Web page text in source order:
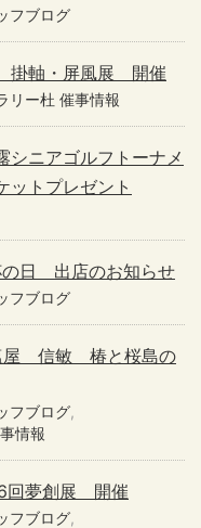
フブログ
掛軸・屏風展 開催
リー杜 催事情報
シニアゴルフトーナメ
ットプレゼント
の日 出店のお知らせ
フブログ
屋 信敏 椿と桜島の
フブログ
情報
回夢創展 開催
フブログ